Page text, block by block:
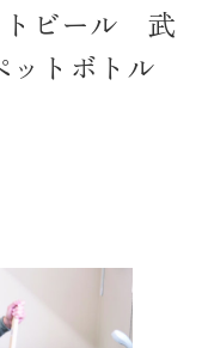
トビール 武
トボトル